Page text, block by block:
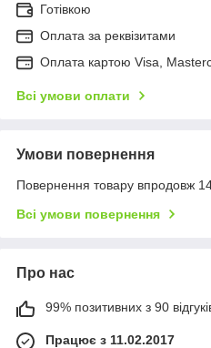
Готівкою
Оплата за реквізитами
Оплата картою Visa,
Всі умови оплати
Умови повернення
Повернення товару впродовж
Всі умови повернення
Про нас
99% позитивних з 90
Працює з 11.02.2017